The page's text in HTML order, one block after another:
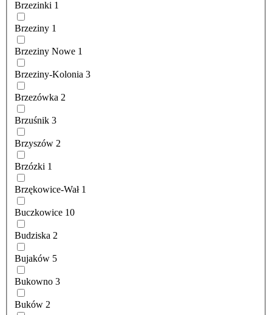
Brzezinki 1
Brzeziny 1
Brzeziny Nowe 1
Brzeziny-Kolonia 3
Brzezówka 2
Brzuśnik 3
Brzyszów 2
Brzózki 1
Brzękowice-Wał 1
Buczkowice 10
Budziska 2
Bujaków 5
Bukowno 3
Buków 2